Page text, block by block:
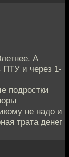
А
ПТУ и через 1-
подростки
не надо и
трата денег